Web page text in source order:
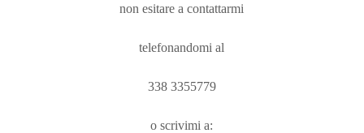
non esitare a contattarmi
telefonandomi al
338 3355779
o scrivimi a: